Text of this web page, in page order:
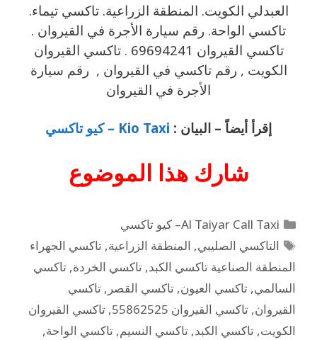
العبدلي الكويت. المنطقة الزراعية. تاكسي تيماء.
تاكسي الواحة. رقم سيارة الأجرة في القيروان .
تاكسي القيروان 69694241 . تاكسي القيروان
الكويت , رقم تاكسي في القيروان , رقم سيارة
الأجرة في القيروان
إقرأ أيضاً – البيان : Kio Taxi – كيو تاكسي
شارك هذا الموضوع
Al Taiyar Call Taxi– كيو تاكسي
التاكسي الصليبي, المنطقة الزراعية,تاكسي الجهراء
المنطقة الصناعية تاكسي الكبد, تاكسي الخردة, تاكسي
السالمي, تاكسي العيون, تاكسي القصر , تاكسي
القيروان, تاكسي القيروان 55862525 , تاكسي القيروان
الكويت, تاكسي الكبد, تاكسي النسيم, تاكسي الواحة,